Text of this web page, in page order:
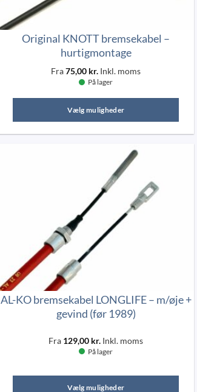
Original KNOTT bremsekabel –
hurtigmontage
Fra75,00 kr. Inkl. moms
På lager
Vælg muligheder
Dette
flere
varianter.
Mulighederne
vælges
på
AL-KO bremsekabel LONGLIFE – m/øje +
gevind (før 1989)
Fra 129,00 kr. Inkl. moms
På lager
Vælg muligheder